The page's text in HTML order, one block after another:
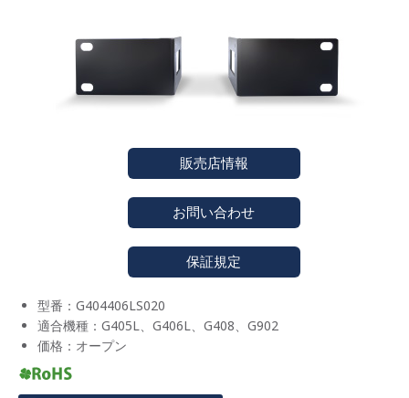
販売店情報
お問い合わせ
保証規定
型番：G404406LS020
適合機種：G405L、G406L、G408、G902
価格：オープン